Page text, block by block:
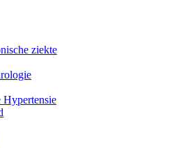
ziekte
Hypertensie